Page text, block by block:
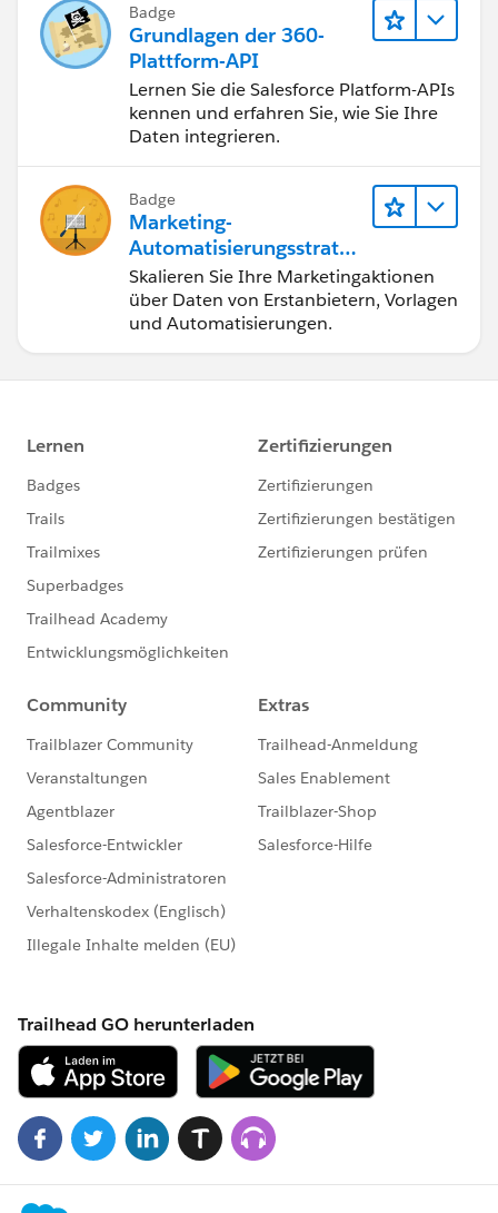
Badge
Grundlagen der 360-
Plattform-API
Lernen Sie die Salesforce Platform-APIs
kennen und erfahren Sie, wie Sie Ihre
Daten integrieren.
Badge
Marketing-
Automatisierungsstrateg
ien
Skalieren Sie Ihre Marketingaktionen
über Daten von Erstanbietern, Vorlagen
und Automatisierungen.